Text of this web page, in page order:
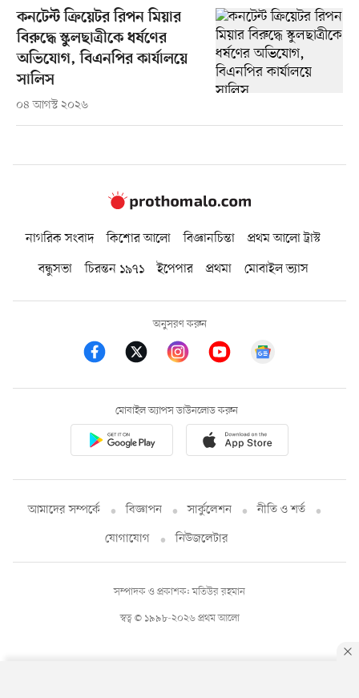
কনটেন্ট ক্রিয়েটর রিপন মিয়ার
বিরুদ্ধে স্কুলছাত্রীকে ধর্ষণের
অভিযোগ, বিএনপির কার্যালয়ে
সালিস
০৪ আগস্ট ২০২৬
নাগরিক সংবাদ কিশোর আলো বিজ্ঞানচিন্তা
প্রথম আলো ট্রাস্ট
বন্ধুসভা
চিরন্তন ১৯৭১ ইপেপার প্রথমা মোবাইল ভ্যাস
অনুসরণ করুন
মোবাইল অ্যাপস ডাউনলোড করুন
আমাদের সম্পর্কে বিজ্ঞাপন সার্কুলেশন
নীতি ও শর্ত
যোগাযোগ
নিউজলেটার
স্বত্ব © ১৯৯৮-২০২৬ প্রথম আলো
সম্পাদক ও প্রকাশক: মতিউর রহমান